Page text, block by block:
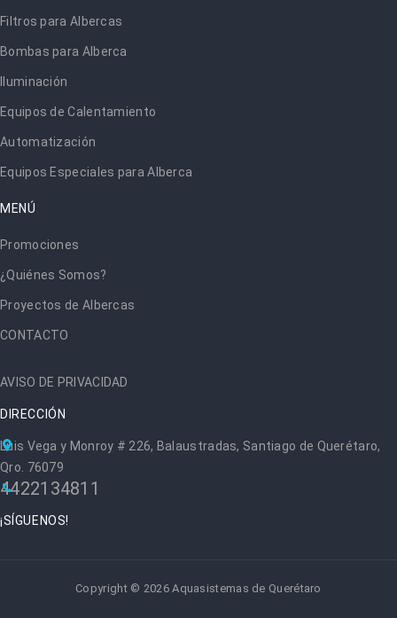
Filtros para Albercas
Bombas para Alberca
Iluminación
Equipos de Calentamiento
Automatización
Equipos Especiales para Alberca
MENÚ
Promociones
¿Quiénes Somos?
Proyectos de Albercas
CONTACTO
AVISO DE PRIVACIDAD
DIRECCIÓN
Luis Vega y Monroy # 226, Balaustradas, Santiago de Querétaro,
Qro. 76079
4422134811
¡SÍGUENOS!
Copyright © 2026 Aquasistemas de Querétaro